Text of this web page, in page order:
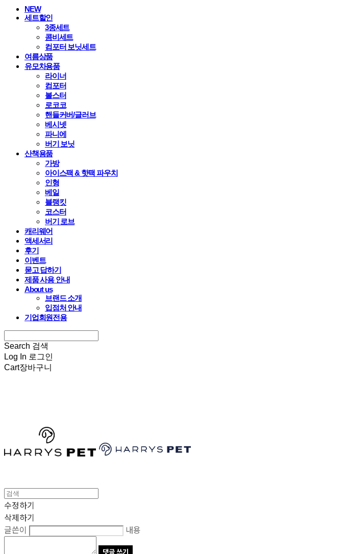
NEW
세트할인
3종세트
콤비세트
컴포터 보닛세트
여름상품
유모차용품
라이너
컴포터
볼스터
로코코
핸들커버/글러브
베시넷
파니에
버기 보닛
산책용품
가방
아이스팩 & 핫팩 파우치
인형
베일
블랭킷
코스터
버기 로브
캐리웨어
액세서리
후기
이벤트
묻고 답하기
제품 사용 안내
About us
브랜드 소개
입점처 안내
기업회원전용
Search 검색
Log In 로그인
Cart장바구니
수정하기
삭제하기
글쓴이
내용
댓글 쓰기